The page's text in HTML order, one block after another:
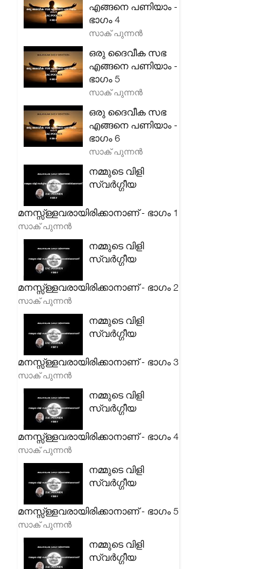
എങ്ങനെ പണിയാം -
ഭാഗം 4
സാക് പുന്നൻ
ഒരു ദൈവീക സഭ
എങ്ങനെ പണിയാം -
ഭാഗം 5
സാക് പുന്നൻ
ഒരു ദൈവീക സഭ
എങ്ങനെ പണിയാം -
ഭാഗം 6
സാക് പുന്നൻ
നമ്മുടെ വിളി
സ്വർഗ്ഗീയ
മനസ്സ്ള്ളവരായിരിക്കാനാണ് - ഭാഗം 1
സാക് പുന്നൻ
നമ്മുടെ വിളി
സ്വർഗ്ഗീയ
മനസ്സ്ള്ളവരായിരിക്കാനാണ് - ഭാഗം 2
സാക് പുന്നൻ
നമ്മുടെ വിളി
സ്വർഗ്ഗീയ
മനസ്സ്ള്ളവരായിരിക്കാനാണ് - ഭാഗം 3
സാക് പുന്നൻ
നമ്മുടെ വിളി
സ്വർഗ്ഗീയ
മനസ്സ്ള്ളവരായിരിക്കാനാണ് - ഭാഗം 4
സാക് പുന്നൻ
നമ്മുടെ വിളി
സ്വർഗ്ഗീയ
മനസ്സ്ള്ളവരായിരിക്കാനാണ് - ഭാഗം 5
സാക് പുന്നൻ
നമ്മുടെ വിളി
സ്വർഗ്ഗീയ